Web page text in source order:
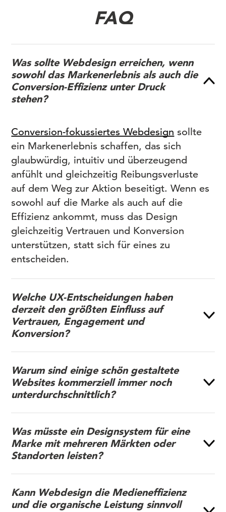
FAQ
Was sollte Webdesign erreichen, wenn
sowohl das Markenerlebnis als auch die
Conversion-Effizienz unter Druck
stehen?
Conversion-fokussiertes Webdesign sollte
ein Markenerlebnis schaffen, das sich
glaubwürdig, intuitiv und überzeugend
anfühlt und gleichzeitig Reibungsverluste
auf dem Weg zur Aktion beseitigt. Wenn es
sowohl auf die Marke als auch auf die
Effizienz ankommt, muss das Design
gleichzeitig Vertrauen und Konversion
unterstützen, statt sich für eines zu
entscheiden.
Welche UX-Entscheidungen haben
derzeit den größten Einfluss auf
Vertrauen, Engagement und
Konversion?
Warum sind einige schön gestaltete
Websites kommerziell immer noch
unterdurchschnittlich?
Was müsste ein Designsystem für eine
Marke mit mehreren Märkten oder
Standorten leisten?
Kann Webdesign die Medieneffizienz
und die organische Leistung sinnvoll